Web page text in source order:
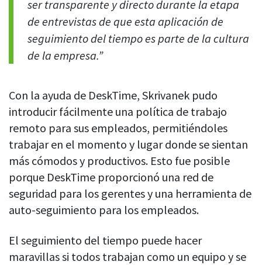
ser transparente y directo durante la etapa
de entrevistas de que esta aplicación de
seguimiento del tiempo es parte de la cultura
de la empresa.”
Con la ayuda de DeskTime, Skrivanek pudo
introducir fácilmente una política de trabajo
remoto para sus empleados, permitiéndoles
trabajar en el momento y lugar donde se sientan
más cómodos y productivos. Esto fue posible
porque DeskTime proporcionó una red de
seguridad para los gerentes y una herramienta de
auto-seguimiento para los empleados.
El seguimiento del tiempo puede hacer
maravillas si todos trabajan como un equipo y se